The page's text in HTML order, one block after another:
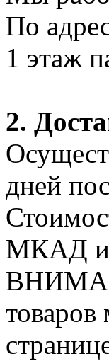
По
1 этаж
2.
дней
МКАД и
товаров